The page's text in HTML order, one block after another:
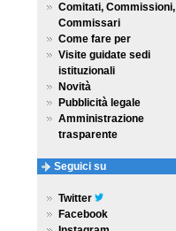
Comitati, Commissioni,
Commissari
Come fare per
Visite guidate sedi
istituzionali
Novità
Pubblicità legale
Amministrazione
trasparente
Seguici su
Twitter
Facebook